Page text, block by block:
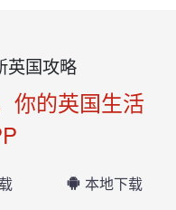
英国攻略
你的英国生活
本地下载